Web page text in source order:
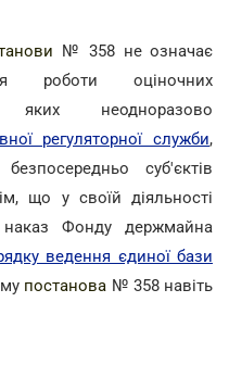
№ 358 не означає
роботи оціночних
яких неодноразово
регуляторної служби,
суб'єктів
що у своїй діяльності
Фонду держмайна
ведення єдиної бази
постанова № 358 навіть